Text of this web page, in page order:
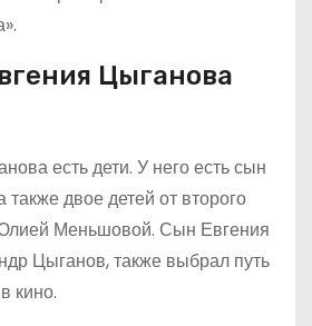
Цыганова
есть дети. У него есть сын
также двое детей от второго
Меньшовой. Сын Евгения
Цыганов, также выбрал путь
кино.